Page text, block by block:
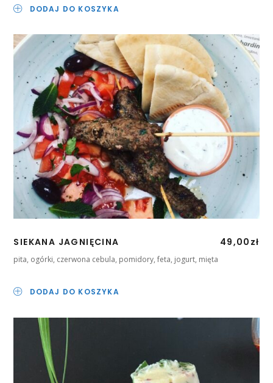
DODAJ DO KOSZYKA
SIEKANA JAGNIĘCINA 49,00 zł
pita, ogórki, czerwona cebula, pomidory, feta, jogurt, mięta
DODAJ DO KOSZYKA